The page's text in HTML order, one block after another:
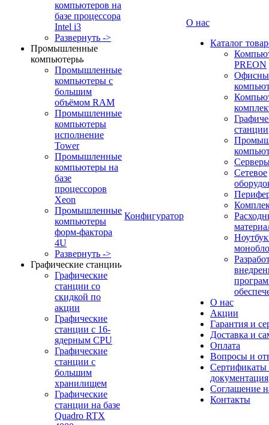
компьютеров на
базе процессора
Intel i3
Развернуть ->
Промышленные
компьютеры
Промышленные
компьютеры с
большим
объёмом RAM
Промышленные
компьютеры
исполнение
Tower
Промышленные
компьютеры на
базе
процессоров
Xeon
Промышленные
компьютеры
форм-фактора
4U
Развернуть ->
Графические станции
Графические
станции со
скидкой по
акции
Графические
станции с 16-
ядерным CPU
Графические
станции с
большим
хранилищем
Графические
станции на базе
Quadro RTX
Конфигуратор
О нас
Каталог
PREON
станции
Сетевое
О нас
Акции
Гарантия и
Доставка и
Оплата
Вопросы и
Сертификаты
документация
Соглашение
Контакты